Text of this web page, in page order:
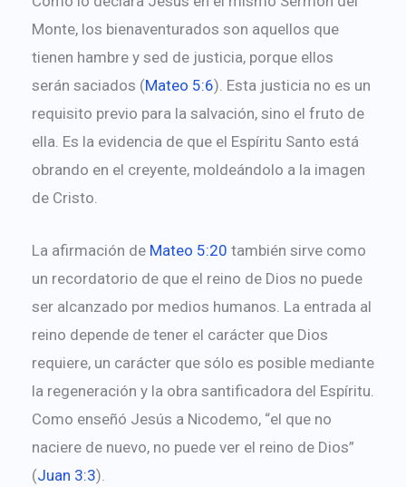
Monte, los bienaventurados son aquellos que
tienen hambre y sed de justicia, porque ellos
serán saciados (Mateo 5:6). Esta justicia no es un
requisito previo para la salvación, sino el fruto de
ella. Es la evidencia de que el Espíritu Santo está
obrando en el creyente, moldeándolo a la imagen
de Cristo.
La afirmación de Mateo 5:20 también sirve como
un recordatorio de que el reino de Dios no puede
ser alcanzado por medios humanos. La entrada al
reino depende de tener el carácter que Dios
requiere, un carácter que sólo es posible mediante
la regeneración y la obra santificadora del Espíritu.
Como enseñó Jesús a Nicodemo, “el que no
naciere de nuevo, no puede ver el reino de Dios”
(Juan 3:3).